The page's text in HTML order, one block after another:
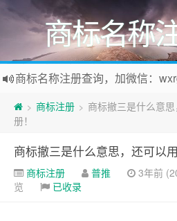
商标名称
商标名称注册查询，加微信：
商标注册和购买，加微信：wxrgkf
> 商标注册 > 商标撤三是什么意
册！
商标撤三是什么意思，还可以
商标注册 普推 3年前
览
已收录